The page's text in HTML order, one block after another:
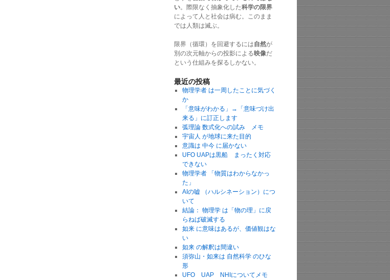
い。際限なく抽象化した科学の限界
によって人と社会は病む。このまま
では人類は滅ぶ。
限界（循環）を回避するには自然が
別の次元軸からの投影による映像だ
という仕組みを探るしかない。
最近の投稿
物理学者 は一周したことに気づく
か
「意味がわかる」→「意味づけ出
来る」に訂正します
弧理論 数式化への試み メモ
宇宙人 が地球に来た目的
意識は 中今 に届かない
UFO UAPは黒船 まったく対応
できない
物理学者 「物質はわからなかっ
た」
AIの嘘 （ハルシネーション）につ
いて
結論： 物理学 は「物の理」に戻
らねば破滅する
如来 に意味はあるが、価値観はな
い
如来 の解釈は間違い
須弥山・如来は 自然科学 のひな
形
UFO UAP NHIについてメモ